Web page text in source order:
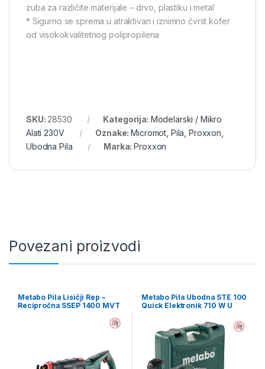
zuba za različite materijale – drvo, plastiku i metal
* Sigurno se sprema u atraktivan i iznimno čvrst kofer
od visokokvalitetnog polipropilena
SKU: 28530 Kategorija: Modelarski / Mikro
Alati 230V
Oznake:Micromot Pila ,Proxxon
Ubodna Pila
Marka:Proxxon
Povezani proizvodi
Metabo Pila Lisičji Rep –
Recipročna SSEP 1400 MVT
Metabo Pila Ubodna STE 100
Quick Elektronik 710 W U